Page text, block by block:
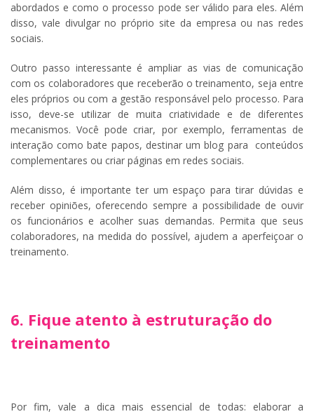
abordados e como o processo pode ser válido para eles. Além
disso, vale divulgar no próprio site da empresa ou nas redes
sociais.
Outro passo interessante é ampliar as vias de comunicação
com os colaboradores que receberão o treinamento, seja entre
eles próprios ou com a gestão responsável pelo processo. Para
isso, deve-se utilizar de muita criatividade e de diferentes
mecanismos. Você pode criar, por exemplo, ferramentas de
interação como bate papos, destinar um blog para conteúdos
complementares ou criar páginas em redes sociais.
Além disso, é importante ter um espaço para tirar dúvidas e
receber opiniões, oferecendo sempre a possibilidade de ouvir
os funcionários e acolher suas demandas. Permita que seus
colaboradores, na medida do possível, ajudem a aperfeiçoar o
treinamento.
6. Fique atento à estruturação do
treinamento
Por fim, vale a dica mais essencial de todas: elaborar a